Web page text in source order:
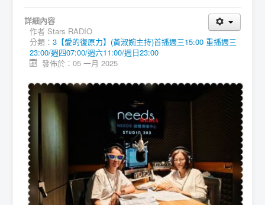
詳細內容
作者 Stars RADIO
分類： 3【愛的復原力】(黃淑婉主持)首播週三15:00 重播週三
23:00/週四07:00/週六11:00/週日23:00
發佈於：05 一月 2025